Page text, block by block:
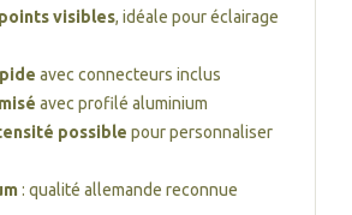
visibles, idéale pour éclairage
avec connecteurs inclus
avec profilé aluminium
possible pour personnaliser
: qualité allemande reconnue